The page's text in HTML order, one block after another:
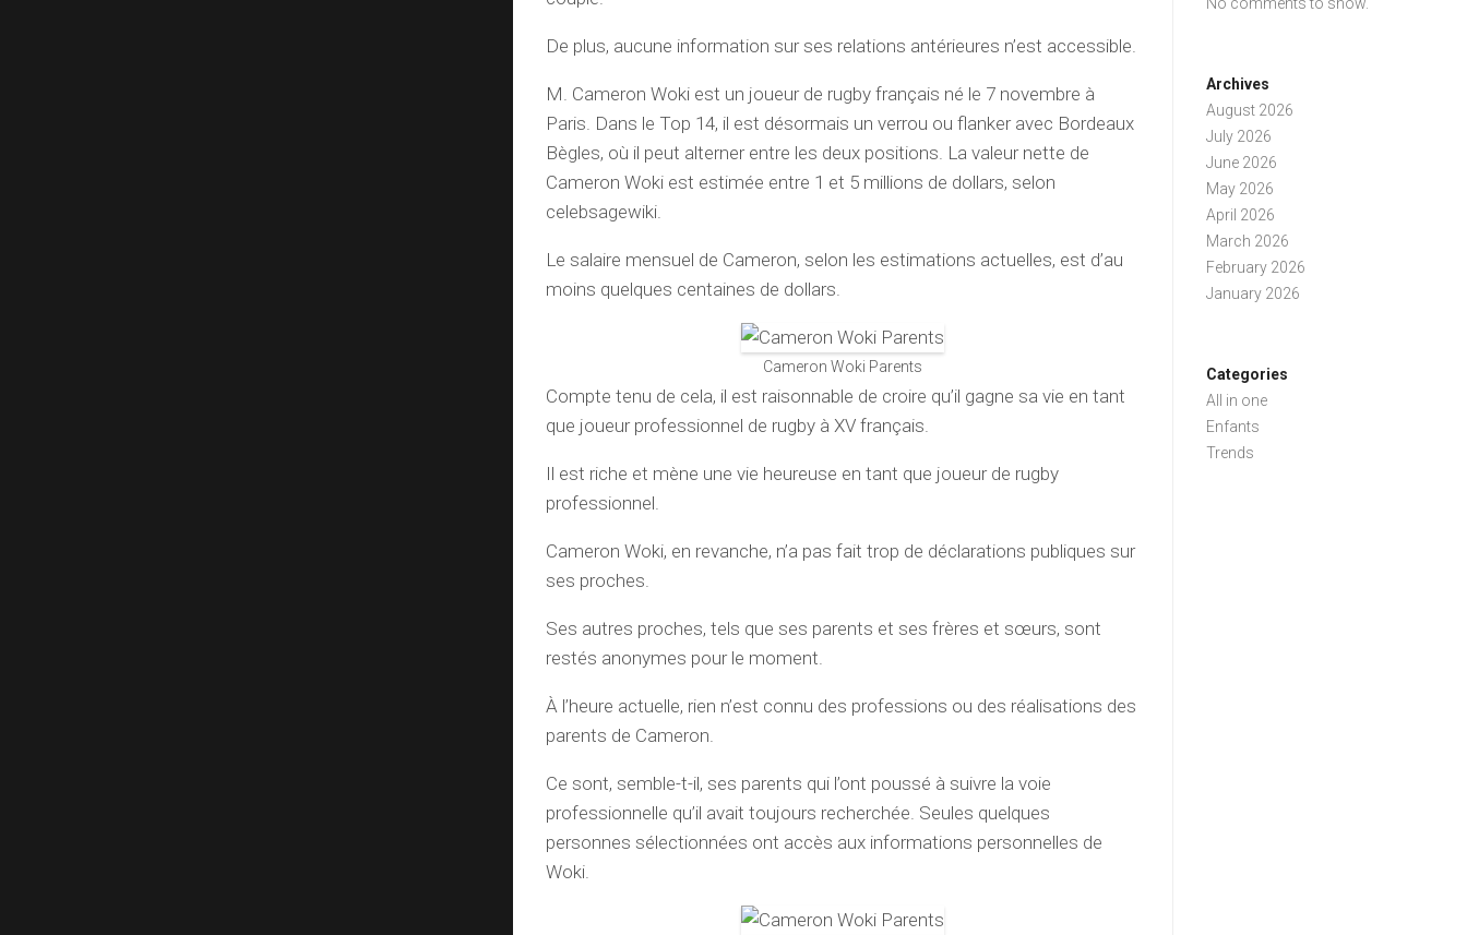
De plus, aucune information sur ses relations antérieures n’est accessible.
M. Cameron Woki est un joueur de rugby français né le 7 novembre à
Paris. Dans le Top 14, il est désormais un verrou ou flanker avec Bordeaux
Bègles, où il peut alterner entre les deux positions. La valeur nette de
Cameron Woki est estimée entre 1 et 5 millions de dollars, selon
celebsagewiki.
Le salaire mensuel de Cameron, selon les estimations actuelles, est d’au
moins quelques centaines de dollars.
Cameron Woki Parents
Compte tenu de cela, il est raisonnable de croire qu’il gagne sa vie en tant
que joueur professionnel de rugby à XV français.
Il est riche et mène une vie heureuse en tant que joueur de rugby
professionnel.
Cameron Woki, en revanche, n’a pas fait trop de déclarations publiques sur
ses proches.
Ses autres proches, tels que ses parents et ses frères et sœurs, sont
restés anonymes pour le moment.
À l’heure actuelle, rien n’est connu des professions ou des réalisations des
parents de Cameron.
Ce sont, semble-t-il, ses parents qui l’ont poussé à suivre la voie
professionnelle qu’il avait toujours recherchée. Seules quelques
personnes sélectionnées ont accès aux informations personnelles de
Woki.
Archives
August 2026
July 2026
June 2026
May 2026
April 2026
March 2026
February 2026
January 2026
Categories
All in one
Enfants
Trends